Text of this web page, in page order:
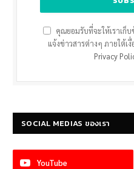
คุณยอมรับที่จะให้เราเก็
แจ้งข่าวสารต่างๆ ภายใต้เ
Privacy
SOCIAL MEDIAS ของเรา
YouTube